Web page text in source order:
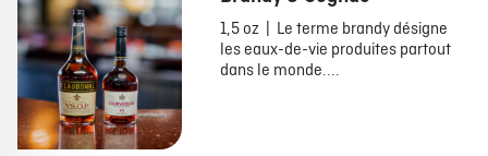
1,5 oz | Le terme brandy désigne
les eaux-de-vie produites partout
dans le monde....